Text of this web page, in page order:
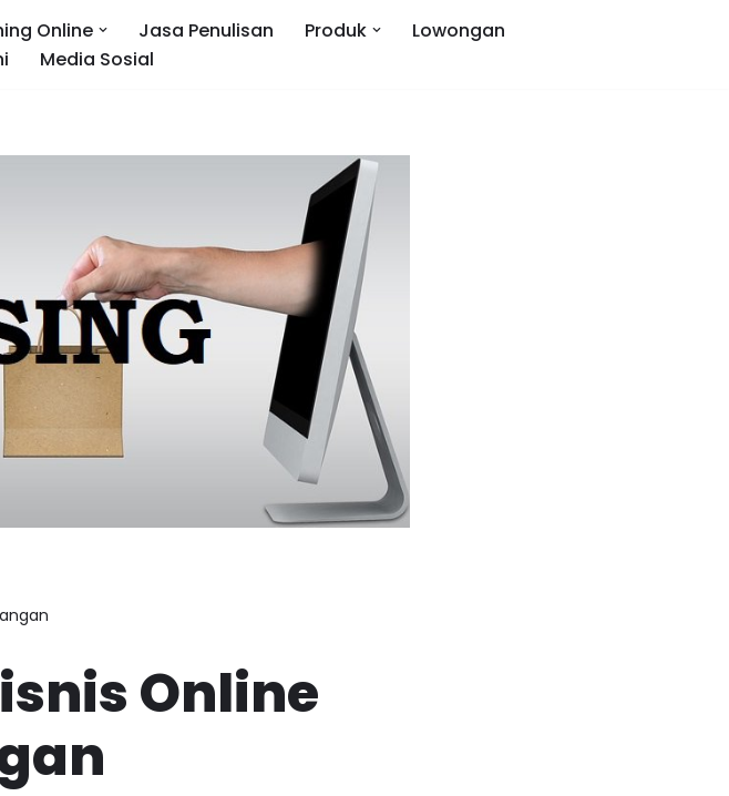
Online Jasa Penulisan Produk
Lowongan
Media Sosial
Online